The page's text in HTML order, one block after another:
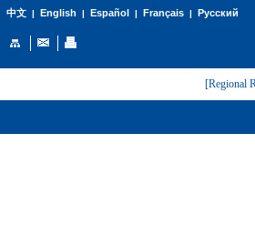
中文| English | Español | Français| Русский